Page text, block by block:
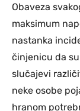
Obaveza
maksimum
nastanka
činjenicu da
slučajevi
neke osobe
hranom